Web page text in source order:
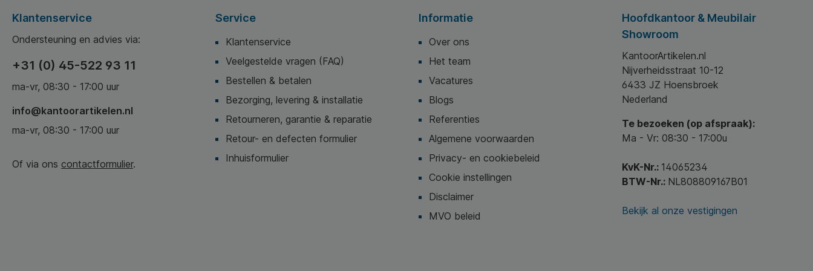
contact mogen komen met levensmiddelen.
Specificaties: * Materiaal: gesponnen polypropylen/
Gewicht: PP 10 gsm (+/-1)gsm * Verpakking: 100
Klantenservice
Ondersteuning en advies via:
+31 (0) 45-522 93 11
ma-vr, 08:30 - 17:00 uur
info@kantoorartikelen.nl
ma-vr, 08:30 - 17:00 uur
Of via ons contactformulier.
Service
Klantenservice
Veelgestelde vragen (FAQ)
Bestellen & betalen
Bezorging, levering & installatie
Retourneren, garantie & reparatie
Retour- en defecten formulier
Inhuisformulier
Informatie
Over ons
Het team
Vacatures
Blogs
Referenties
Algemene voorwaarden
Privacy- en cookiebeleid
Cookie instellingen
Disclaimer
MVO beleid
Hoofdkantoor & Meubilair
Showroom
KantoorArtikelen.nl
Nijverheidsstraat 10-12
6433 JZ Hoensbroek
Nederland
Te bezoeken (op afspraak):
Ma - Vr: 08:30 - 17:00u
KvK-Nr.: 14065234
BTW-Nr.: NL808809167B01
Bekijk al onze vestigingen